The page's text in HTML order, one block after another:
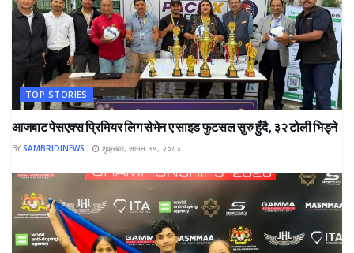
TOP STORIES
आजबाट पेसएक्स प्रिमियर लिग सेभेन ए साइड फुटसल सुरु हुँदै, ३२ टोली भिड्ने
BY SAMBRIDINEWS शुक्रबार, साउन १५, २०८३